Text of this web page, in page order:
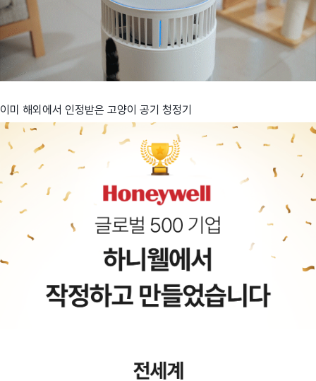
이미 해외에서 인정받은 고양이 공기 청정기